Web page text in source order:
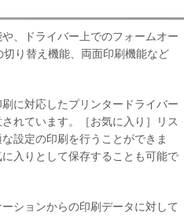
、ドライバー上でのフォームオー
り替え機能、両面印刷機能など
に対応したプリンタードライバー
れています。［お気に入り］リス
設定の印刷を行うことができま
入りとして保存することも可能で
ションからの印刷データに対して